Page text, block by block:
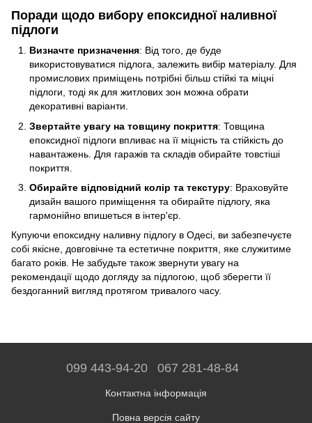
Поради щодо вибору епоксидної наливної
підлоги
Визначте призначення: Від того, де буде
використовуватися підлога, залежить вибір матеріалу. Для
промислових приміщень потрібні більш стійкі та міцні
підлоги, тоді як для житлових зон можна обрати
декоративні варіанти.
Звертайте увагу на товщину покриття: Товщина
епоксидної підлоги впливає на її міцність та стійкість до
навантажень. Для гаражів та складів обирайте товстіші
покриття.
Обирайте відповідний колір та текстуру: Враховуйте
дизайн вашого приміщення та обирайте підлогу, яка
гармонійно впишеться в інтер'єр.
Купуючи епоксидну наливну підлогу в Одесі, ви забезпечуєте
собі якісне, довговічне та естетичне покриття, яке служитиме
багато років. Не забудьте також звернути увагу на
рекомендації щодо догляду за підлогою, щоб зберегти її
бездоганний вигляд протягом тривалого часу.
099 443-94-20 067 281-48-84
Контактна інформація
Повна версія сайту